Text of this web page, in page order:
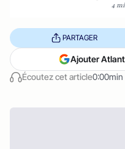
4
Écoutez cet article0:00min
PARTAGER
Ajouter